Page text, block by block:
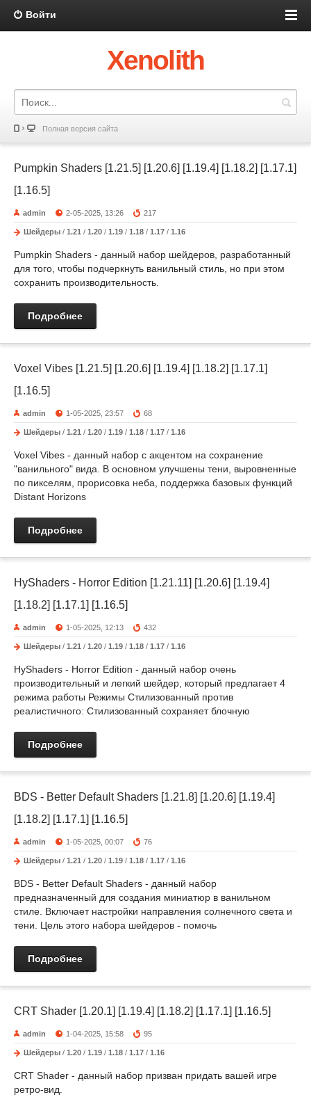
Войти
Xenolith
Полная версия сайта
Pumpkin Shaders [1.21.5] [1.20.6] [1.19.4] [1.18.2] [1.17.1]
[1.16.5]
admin 2-05-2025, 13:26 217
Шейдеры / 1.21 / 1.20 / 1.19 / 1.18 / 1.17 / 1.16
Pumpkin Shaders - данный набор шейдеров, разработанный
для того, чтобы подчеркнуть ванильный стиль, но при этом
сохранить производительность.
Подробнее
Voxel Vibes [1.21.5] [1.20.6] [1.19.4] [1.18.2] [1.17.1]
[1.16.5]
admin 1-05-2025, 23:57 68
Шейдеры / 1.21 / 1.20 / 1.19 / 1.18 / 1.17 / 1.16
Voxel Vibes - данный набор с акцентом на сохранение
"ванильного" вида. В основном улучшены тени, выровненные
по пикселям, прорисовка неба, поддержка базовых функций
Distant Horizons
Подробнее
HyShaders - Horror Edition [1.21.11] [1.20.6] [1.19.4]
[1.18.2] [1.17.1] [1.16.5]
admin 1-05-2025, 12:13 432
Шейдеры / 1.21 / 1.20 / 1.19 / 1.18 / 1.17 / 1.16
HyShaders - Horror Edition - данный набор очень
производительный и легкий шейдер, который предлагает 4
режима работы Режимы Стилизованный против
реалистичного: Стилизованный сохраняет блочную
Подробнее
BDS - Better Default Shaders [1.21.8] [1.20.6] [1.19.4]
[1.18.2] [1.17.1] [1.16.5]
admin 1-05-2025, 00:07 76
Шейдеры / 1.21 / 1.20 / 1.19 / 1.18 / 1.17 / 1.16
BDS - Better Default Shaders - данный набор
предназначенный для создания миниатюр в ванильном
стиле. Включает настройки направления солнечного света и
тени. Цель этого набора шейдеров - помочь
Подробнее
CRT Shader [1.20.1] [1.19.4] [1.18.2] [1.17.1] [1.16.5]
admin 1-04-2025, 15:58 95
Шейдеры / 1.20 / 1.19 / 1.18 / 1.17 / 1.16
CRT Shader - данный набор призван придать вашей игре
ретро-вид.